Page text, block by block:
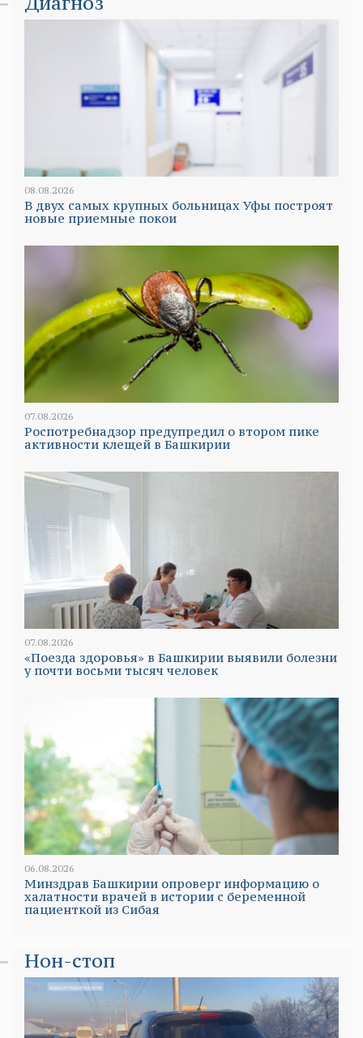
08.08.2026
В двух самых крупных больницах Уфы построят
новые приемные покои
07.08.2026
Роспотребнадзор предупредил о втором пике
активности клещей в Башкирии
07.08.2026
«Поезда здоровья» в Башкирии выявили болезни
у почти восьми тысяч человек
06.08.2026
Минздрав Башкирии опроверг информацию о
халатности врачей в истории с беременной
пациенткой из Сибая
Нон-стоп